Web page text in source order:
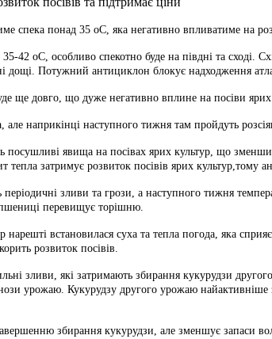
спека понад 35 оС, яка негативно впливатиме на
35-42 оС, особливо спекотно буде на півдні та
дощі. Потужний антициклон блокує надходження
ще довго, що дуже негативно вплине на посіви ярих
наприкінці наступного тижня там пройдуть
посушливі явища на посівах ярих культур, що
тепла затримує розвиток посівів ярих
періодичні зливи та грози, а наступного тижня
перевищує торішню.
нарешті встановилася суха та тепла погода, яка
розвиток посівів.
зливи, які затримають збирання кукурудзи
урожаю. Кукурудзу другого урожаю найактивніше
завершенню збирання кукурудзи, але зменшує